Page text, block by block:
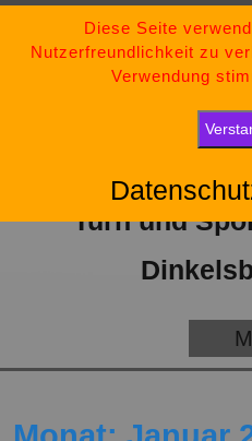
Inhalt
tsv-
„Bleib stark, bleib
Turn und
Diese Seite
Nutzerfreundlichkeit zu
Verwendung